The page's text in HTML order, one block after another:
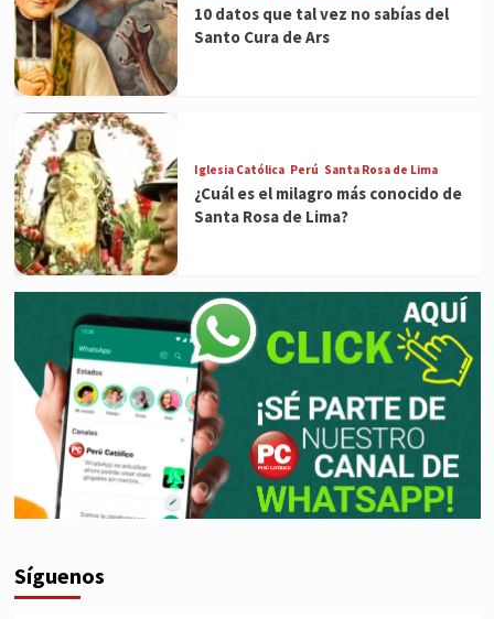
10 datos que tal vez no sabías del
Santo Cura de Ars
Iglesia Católica Perú Santa Rosa de Lima
¿Cuál es el milagro más conocido de
Santa Rosa de Lima?
Síguenos